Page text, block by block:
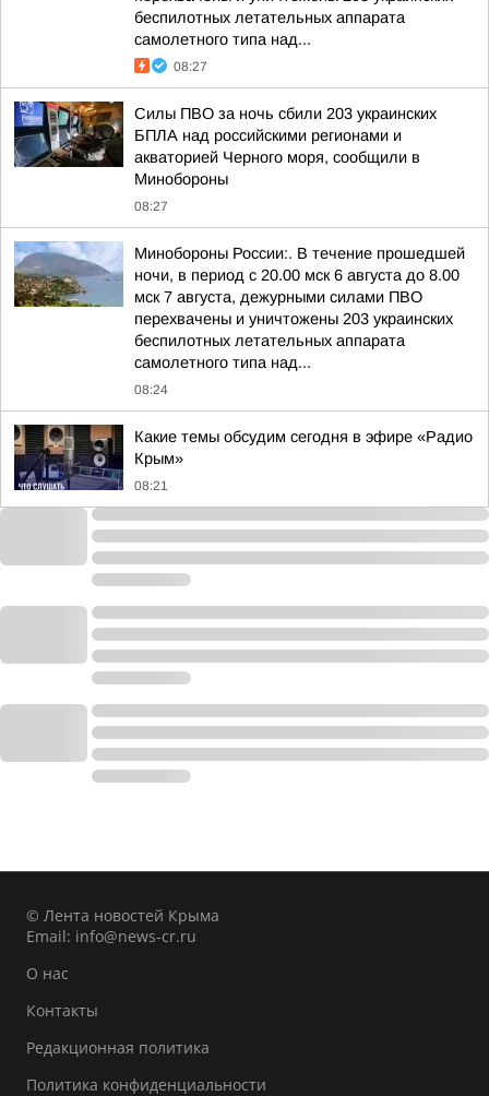
беспилотных летательных аппарата
самолетного типа над...
08:27
Силы ПВО за ночь сбили 203 украинских
БПЛА над российскими регионами и
акваторией Черного моря, сообщили в
Минобороны
08:27
Минобороны России:. В течение прошедшей
ночи, в период с 20.00 мск 6 августа до 8.00
мск 7 августа, дежурными силами ПВО
перехвачены и уничтожены 203 украинских
беспилотных летательных аппарата
самолетного типа над...
08:24
Какие темы обсудим сегодня в эфире «Радио
Крым»
08:21
© Лента новостей Крыма
Email: info@news-cr.ru
О нас
Контакты
Редакционная политика
Политика конфиденциальности